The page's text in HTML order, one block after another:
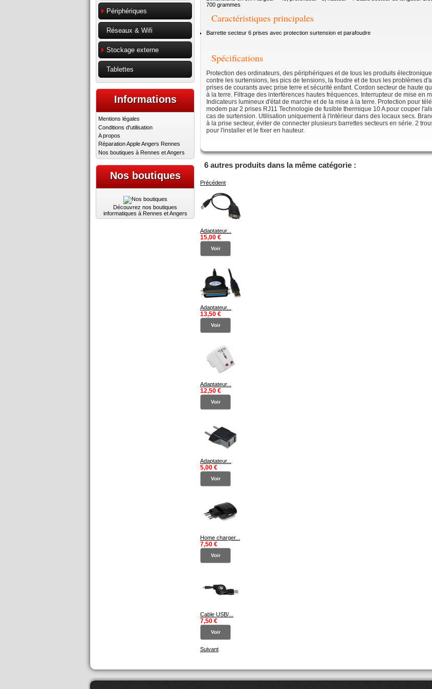
Périphériques
Réseaux & Wifi
Stockage externe
Tablettes
Informations
Mentions légales
Conditions d'utilisation
A propos
Réparation Apple Angers Rennes
Nos boutiques à Rennes et Angers
Nos boutiques
Découvrez nos boutiques
informatiques à Rennes et Angers
700 grammes
Caractéristiques principales
Barrette secteur 6 prises avec protection surtension et parafoudre
Spécifications
Protection des ordinateurs, des périphériques et de tous les produits
contre les surtensions, les pics de tensions, la foudre et de tous les problèmes
prises de courants avec prise terre et sécurité enfant. Cordon secteur de haute
à la terre. Filtrage des interférences hautes fréquences. Interrupteur de mise en
Indicateurs lumineux d'état de marche et de la mise à la terre. Protection pour
modem par 2 prises RJ11 Technologie de fusible thermique 10 A pour couper
cas de surtension. Utilisation uniquement à l'intérieur dans des locaux secs.
à la prise secteur, éviter de connecter plusieurs barrettes secteurs en série. 2
pour l'installer et le fixer en hauteur.
6 autres produits dans la même catégorie :
Précédent
Adaptateur...
15,00 €
Voir
Adaptateur...
13,50 €
Voir
Adaptateur...
12,50 €
Voir
Adaptateur...
5,00 €
Voir
Home charger...
7,50 €
Voir
Cable USB/...
7,50 €
Voir
Suivant